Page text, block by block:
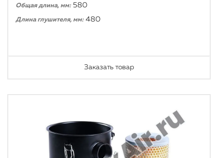
Общая длина, мм: 580
Длина глушителя, мм: 480
Заказать товар